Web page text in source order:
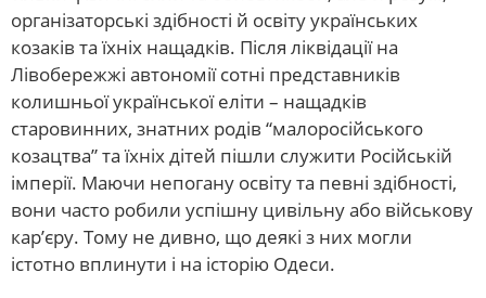
організаторські здібності й освіту українських
козаків та їхніх нащадків. Після ліквідації на
Лівобережжі автономії сотні представників
колишньої української еліти – нащадків
старовинних, знатних родів “малоросійського
козацтва” та їхніх дітей пішли служити Російській
імперії. Маючи непогану освіту та певні здібності,
вони часто робили успішну цивільну або військову
кар’єру. Тому не дивно, що деякі з них могли
істотно вплинути і на історію Одеси.